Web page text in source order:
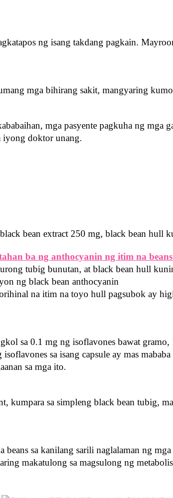
ng isang takdang pagkain.
mga bihirang sakit, mangyaring
mga pasyente pagkuha ng mga
iyong doktor unang.
bean extract 250 mg, black bean hull
ba ng anthocyanin ng itim na
tubig bunutan, at black bean hull
ng black bean anthocyanin
na itim na toyo hull pagsubok ay
sa 0.1 mg ng isoflavones bawat
isoflavones sa isang capsule ay mas
sa mga ito.
kumpara sa simpleng black bean tubig,
beans sa kanilang sarili naglalaman ng
makatulong sa magsulong ng